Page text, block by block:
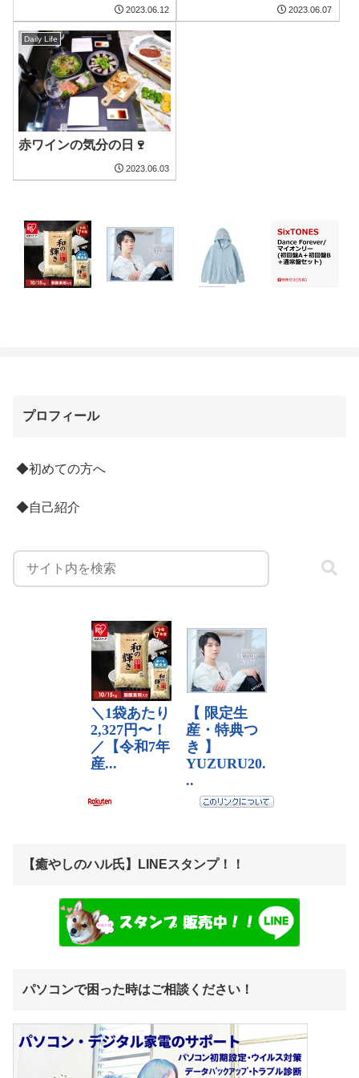
2023.06.12 2023.06.07
Daily Life
赤ワインの気分の日🍷
2023.06.03
プロフィール
◆初めての方へ
◆自己紹介
【癒やしのハル氏】LINEスタンプ！！
パソコンで困った時はご相談ください！